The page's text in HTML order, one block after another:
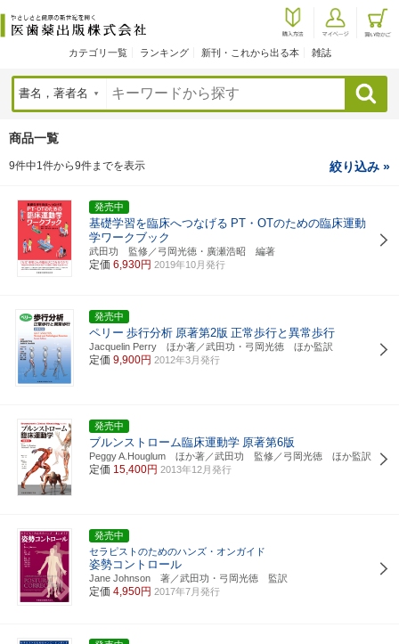
カテゴリ一覧 ランキング 新刊・これから出る本 雑誌
検索
商品一覧
9件中1件から9件までを表示 絞り込み »
発売中
基礎学習を臨床へつなげる PT・OTのための臨床運動
学ワークブック
武田功 監修／弓岡光徳・廣瀬浩昭 編著
定価 6,930円 2019年10月発行
発売中
ペリー 歩行分析 原著第2版 正常歩行と異常歩行
Jacquelin Perry ほか著／武田功・弓岡光徳 ほか監訳
定価 9,900円 2012年3月発行
発売中
ブルンストローム臨床運動学 原著第6版
Peggy A.Houglum ほか著／武田功 監修／弓岡光徳 ほか監訳
定価 15,400円 2013年12月発行
発売中
セラピストのためのハンズ・オンガイド
姿勢コントロール
Jane Johnson 著／武田功・弓岡光徳 監訳
定価 4,950円 2017年7月発行